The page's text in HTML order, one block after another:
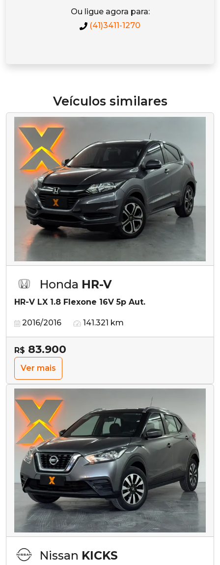
Ou ligue agora para:
(41)3411-1270
Veículos similares
Honda HR-V
HR-V LX 1.8 Flexone 16V 5p Aut.
2016/2016 141.321 km
R$ 83.900
Ver mais
Nissan KICKS